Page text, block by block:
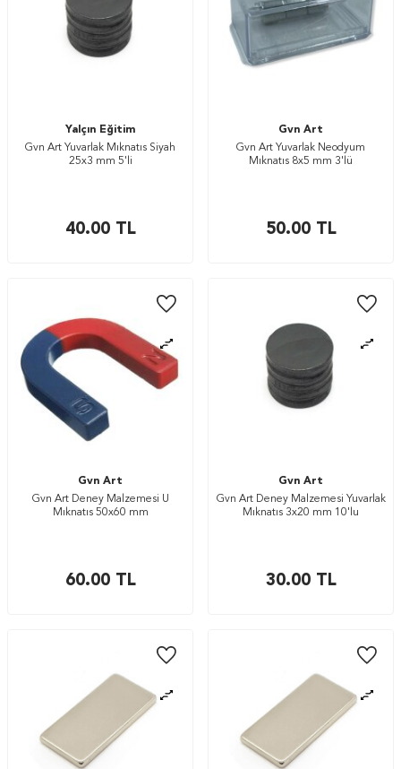
Yalçın Eğitim
Gvn Art Yuvarlak Mıknatıs Siyah
25x3 mm 5'li
40.00TL
Gvn Art
Gvn Art Yuvarlak Neodyum
Mıknatıs 8x5 mm 3'lü
50.00TL
Gvn Art
Gvn Art Deney Malzemesi U
Mıknatıs 50x60 mm
60.00TL
Gvn Art
Gvn Art Deney Malzemesi Yuvarlak
Mıknatıs 3x20 mm 10'lu
30.00TL